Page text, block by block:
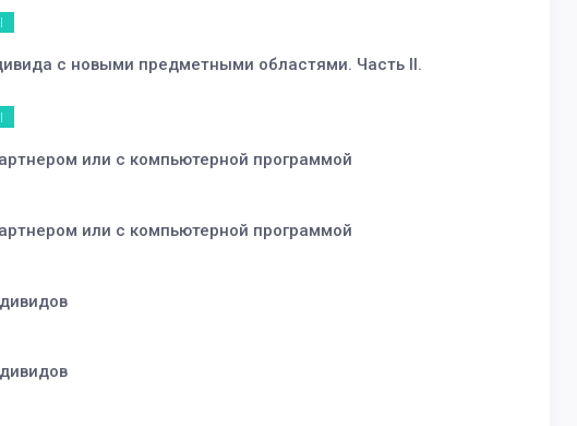
с новыми предметными областями. Часть II.
или с компьютерной программой
или с компьютерной программой